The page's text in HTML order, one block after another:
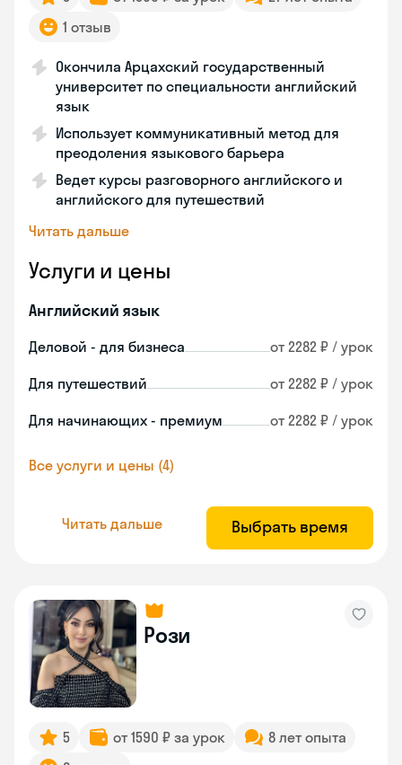
1 отзыв
Окончила Арцахский государственный
университет по специальности английский
язык
Использует коммуникативный метод для
преодоления языкового барьера
Ведет курсы разговорного английского и
английского для путешествий
Читать дальше
Услуги и цены
Английский язык
Деловой - для бизнеса от 2282 ₽ / урок
Для путешествий от 2282 ₽ / урок
Для начинающих - премиум от 2282 ₽ / урок
Все услуги и цены (4)
Читать дальше Выбрать время
Рози
5 от 1590 ₽ за урок
8 лет опыта